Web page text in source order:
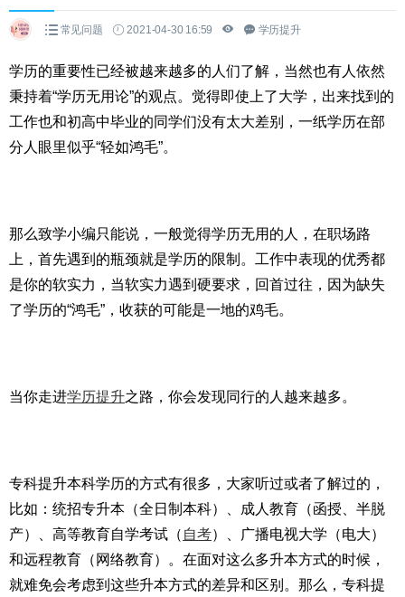
常见问题 2021-04-30 16:59 学历提升
学历的重要性已经被越来越多的人们了解，当然也有人依然
秉持着“学历无用论”的观点。觉得即使上了大学，出来找到的
工作也和初高中毕业的同学们没有太大差别，一纸学历在部
分人眼里似乎“轻如鸿毛”。
那么致学小编只能说，一般觉得学历无用的人，在职场路
上，首先遇到的瓶颈就是学历的限制。工作中表现的优秀都
是你的软实力，当软实力遇到硬要求，回首过往，因为缺失
了学历的“鸿毛”，收获的可能是一地的鸡毛。
当你走进学历提升之路，你会发现同行的人越来越多。
专科提升本科学历的方式有很多，大家听过或者了解过的，
比如：统招专升本（全日制本科）、成人教育（函授、半脱
产）、高等教育自学考试（ 自考）、广播电视大学（电大）
和远程教育（网络教育）。在面对这么多升本方式的时候，
就难免会考虑到这些升本方式的差异和区别。那么，专科提